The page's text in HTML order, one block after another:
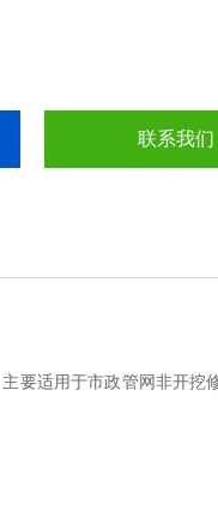
联系我们
要适用于市政管网非开挖